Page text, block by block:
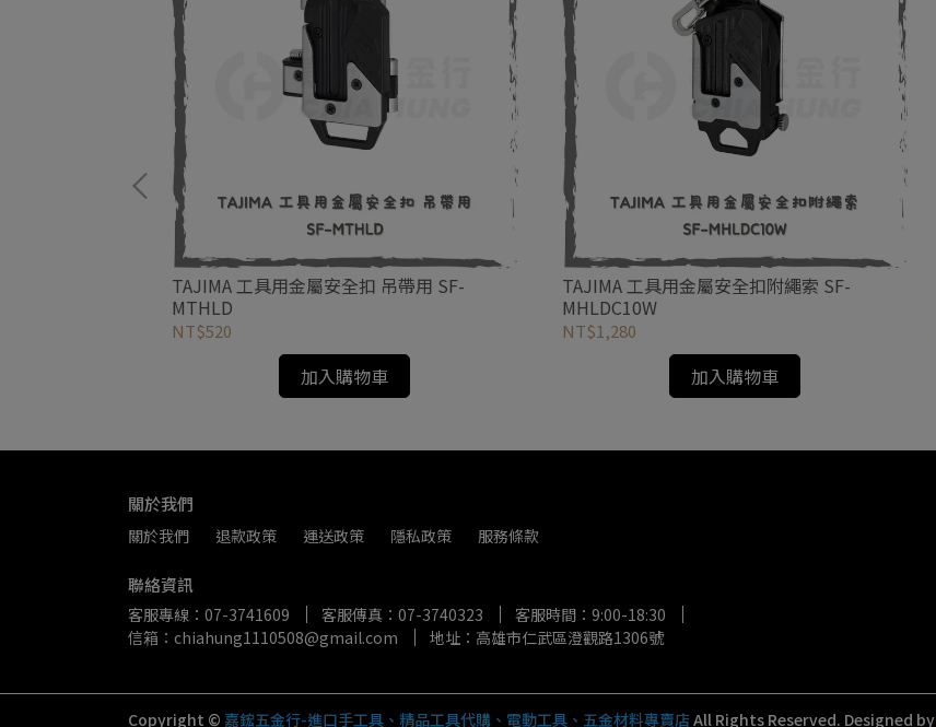
TAJIMA 工具用金屬安全扣 吊帶用 SF-
MTHLD
NT$520
加入購物車
TAJIMA 工具用金屬安全扣附繩索 SF-
MHLDC10W
NT$1,280
加入購物車
關於我們
關於我們 退款政策 運送政策 隱私政策 服務條款
聯絡資訊
客服專線：07-3741609 客服傳真：07-3740323
客服時間：9:00-18:30
信箱：chiahung1110508@gmail.com
地址：高雄市仁武區澄觀路1306號
Copyright © 嘉鋐五金行-進口手工具、精品工具代購、電動工具、五金材料專賣店All Rights Reserved. Designed by